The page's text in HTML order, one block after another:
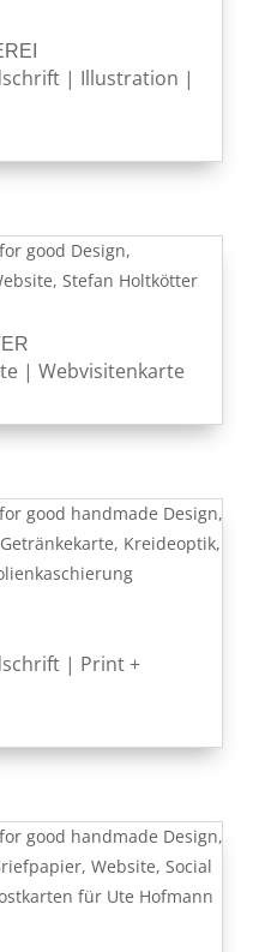
| Illustration |
| Webvisitenkarte
| Print +